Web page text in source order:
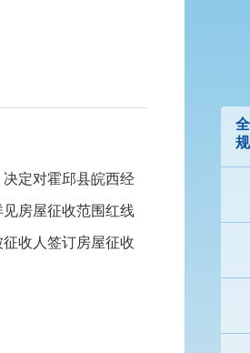
定对霍邱县皖西经
房屋征收范围红线
收人签订房屋征收